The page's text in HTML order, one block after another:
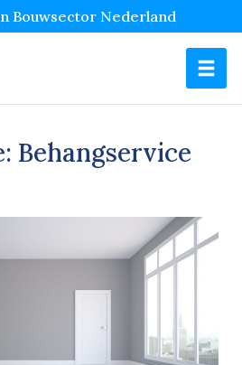
Bouwsector Nederland
Behangservice